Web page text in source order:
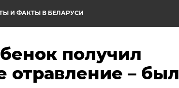
И ФАКТЫ В БЕЛАРУСИ
получил
отравление – был